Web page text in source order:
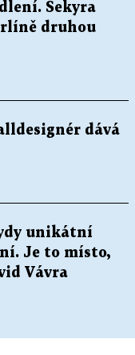
Sekyra
druhou
dává
unikátní
Je to místo,
Vávra